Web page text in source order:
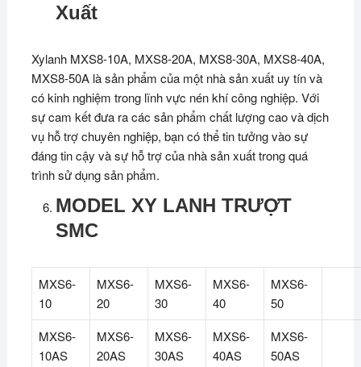
Xuất
Xylanh MXS8-10A, MXS8-20A, MXS8-30A, MXS8-40A,
MXS8-50A là sản phẩm của một nhà sản xuất uy tín và
có kinh nghiệm trong lĩnh vực nén khí công nghiệp. Với
sự cam kết đưa ra các sản phẩm chất lượng cao và dịch
vụ hỗ trợ chuyên nghiệp, bạn có thể tin tưởng vào sự
đáng tin cậy và sự hỗ trợ của nhà sản xuất trong quá
trình sử dụng sản phẩm.
MODEL XY LANH TRƯỢT
SMC
MXS6-
10
MXS6-
20
MXS6-
30
MXS6-
40
MXS6-
50
MXS6-
10AS
MXS6-
20AS
MXS6-
30AS
MXS6-
40AS
MXS6-
50AS